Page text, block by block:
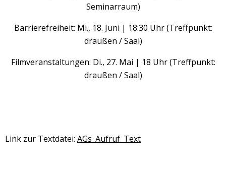
Seminarraum)
Barrierefreiheit: Mi., 18. Juni | 18:30 Uhr (Treffpunkt:
draußen / Saal)
Filmveranstaltungen: Di., 27. Mai | 18 Uhr (Treffpunkt:
draußen / Saal)
Link zur Textdatei: AGs_Aufruf_Text